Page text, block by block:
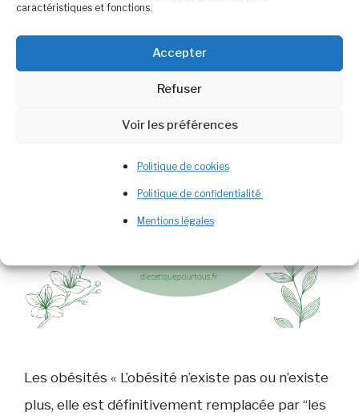
caractéristiques et fonctions.
Accepter
Refuser
Voir les préférences
Politique de cookies
Politique de confidentialité
Mentions légales
Les obésités « L’obésité n’existe pas ou n’existe
plus, elle est définitivement remplacée par “les